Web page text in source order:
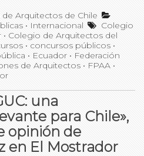
Arquitectos de Chile
• Internacional
Colegio
• Colegio de Arquitectos del
• concursos públicos •
• Ecuador • Federación
de Arquitectos • FPAA •
una
para Chile»,
opinión de
en El Mostrador